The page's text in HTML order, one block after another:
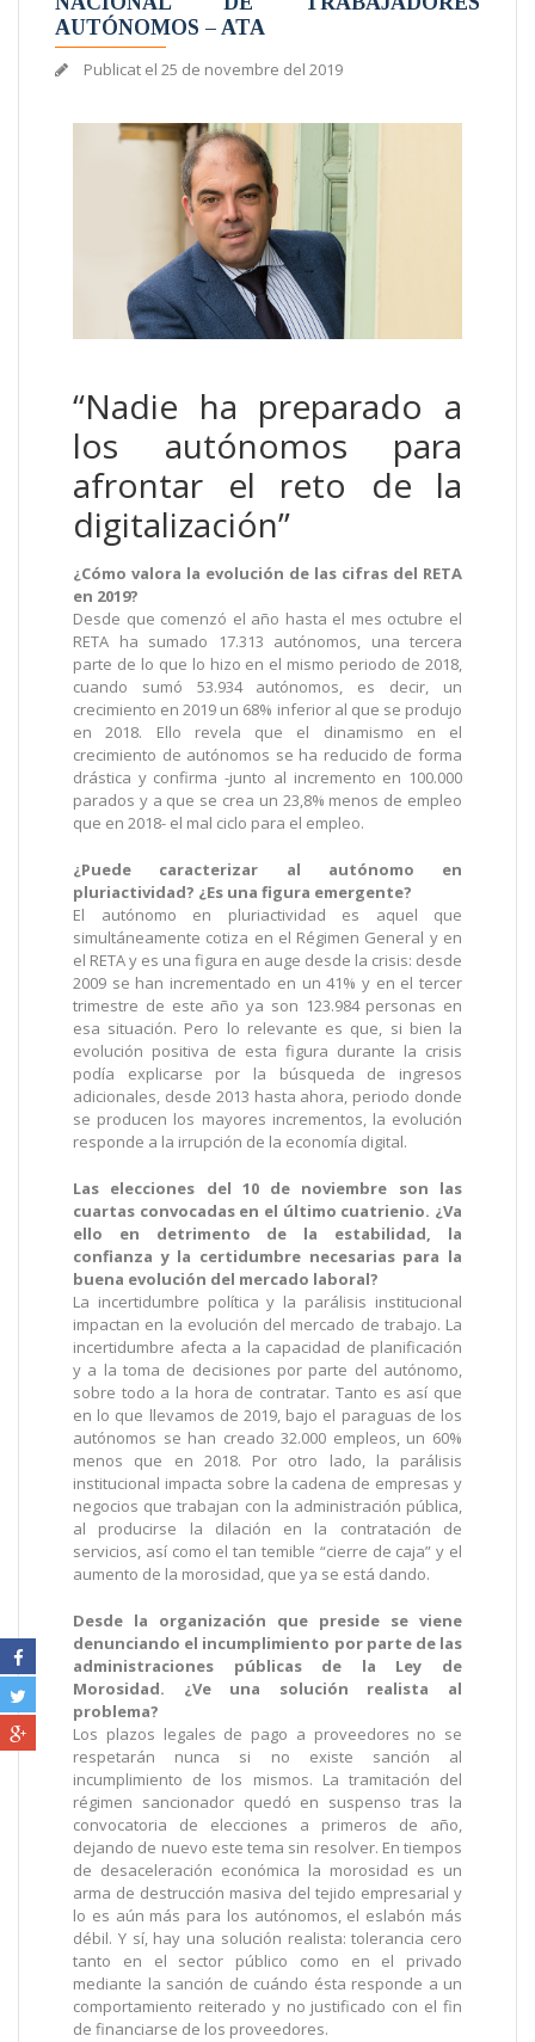
AUTÓNOMOS – ATA
Publicat el 25 de novembre del 2019
“Nadie ha preparado a
los autónomos para
afrontar el reto de la
digitalización”
¿Cómo valora la evolución de las cifras del RETA
en 2019?
Desde que comenzó el año hasta el mes octubre el
RETA ha sumado 17.313 autónomos, una tercera
parte de lo que lo hizo en el mismo periodo de 2018,
cuando sumó 53.934 autónomos, es decir, un
crecimiento en 2019 un 68% inferior al que se produjo
en 2018. Ello revela que el dinamismo en el
crecimiento de autónomos se ha reducido de forma
drástica y confirma -junto al incremento en 100.000
parados y a que se crea un 23,8% menos de empleo
que en 2018- el mal ciclo para el empleo.
¿Puede caracterizar al autónomo en
pluriactividad? ¿Es una figura emergente?
El autónomo en pluriactividad es aquel que
simultáneamente cotiza en el Régimen General y en
el RETA y es una figura en auge desde la crisis: desde
2009 se han incrementado en un 41% y en el tercer
trimestre de este año ya son 123.984 personas en
esa situación. Pero lo relevante es que, si bien la
evolución positiva de esta figura durante la crisis
podía explicarse por la búsqueda de ingresos
adicionales, desde 2013 hasta ahora, periodo donde
se producen los mayores incrementos, la evolución
responde a la irrupción de la economía digital.
Las elecciones del 10 de noviembre son las
cuartas convocadas en el último cuatrienio. ¿Va
ello en detrimento de la estabilidad, la
confianza y la certidumbre necesarias para la
buena evolución del mercado laboral?
La incertidumbre política y la parálisis institucional
impactan en la evolución del mercado de trabajo. La
incertidumbre afecta a la capacidad de planificación
y a la toma de decisiones por parte del autónomo,
sobre todo a la hora de contratar. Tanto es así que
en lo que llevamos de 2019, bajo el paraguas de los
autónomos se han creado 32.000 empleos, un 60%
menos que en 2018. Por otro lado, la parálisis
institucional impacta sobre la cadena de empresas y
negocios que trabajan con la administración pública,
al producirse la dilación en la contratación de
servicios, así como el tan temible “cierre de caja” y el
aumento de la morosidad, que ya se está dando.
Desde la organización que preside se viene
denunciando el incumplimiento por parte de las
administraciones públicas de la Ley de
Morosidad. ¿Ve una solución realista al
problema?
Los plazos legales de pago a proveedores no se
respetarán nunca si no existe sanción al
incumplimiento de los mismos. La tramitación del
régimen sancionador quedó en suspenso tras la
convocatoria de elecciones a primeros de año,
dejando de nuevo este tema sin resolver. En tiempos
de desaceleración económica la morosidad es un
arma de destrucción masiva del tejido empresarial y
lo es aún más para los autónomos, el eslabón más
débil. Y sí, hay una solución realista: tolerancia cero
tanto en el sector público como en el privado
mediante la sanción de cuándo ésta responde a un
comportamiento reiterado y no justificado con el fin
de financiarse de los proveedores.